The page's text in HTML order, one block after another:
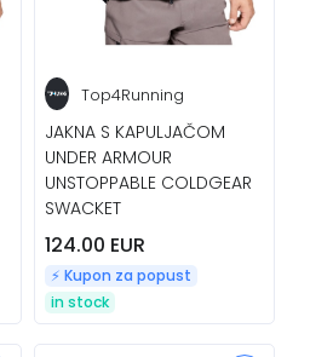
Top4Running
JAKNA S KAPULJAČOM
UNDER ARMOUR
UNSTOPPABLE COLDGEAR
SWACKET
124.00 EUR
⚡️ Kupon za popust
in stock